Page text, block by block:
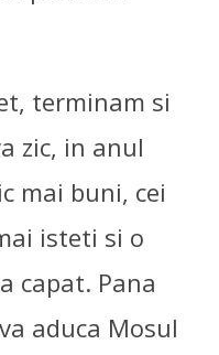
terminam si
zic, in anul
mai buni, cei
isteti si o
capat. Pana
aduca Mosul